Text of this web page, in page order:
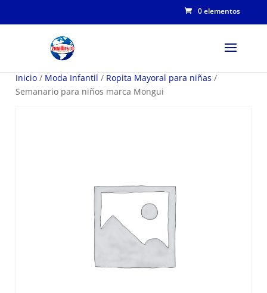
0 elementos
Inicio / Moda Infantil / Ropita Mayoral para niñas /
Semanario para niños marca Mongui